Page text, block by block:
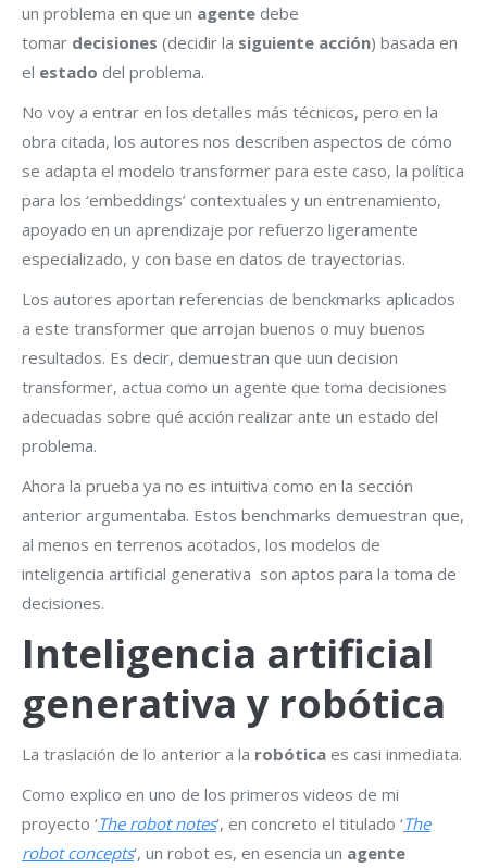
un problema en que un agente debe
tomar decisiones (decidir la siguiente acción) basada en
el estado del problema.
No voy a entrar en los detalles más técnicos, pero en la
obra citada, los autores nos describen aspectos de cómo
se adapta el modelo transformer para este caso, la política
para los ‘embeddings’ contextuales y un entrenamiento,
apoyado en un aprendizaje por refuerzo ligeramente
especializado, y con base en datos de trayectorias.
Los autores aportan referencias de benckmarks aplicados
a este transformer que arrojan buenos o muy buenos
resultados. Es decir, demuestran que uun decision
transformer, actua como un agente que toma decisiones
adecuadas sobre qué acción realizar ante un estado del
problema.
Ahora la prueba ya no es intuitiva como en la sección
anterior argumentaba. Estos benchmarks demuestran que,
al menos en terrenos acotados, los modelos de
inteligencia artificial generativa son aptos para la toma de
decisiones.
Inteligencia artificial
generativa y robótica
La traslación de lo anterior a la robótica es casi inmediata.
Como explico en uno de los primeros videos de mi
proyecto ‘The robot notes‘, en concreto el titulado ‘The
robot concepts‘, un robot es, en esencia un agente